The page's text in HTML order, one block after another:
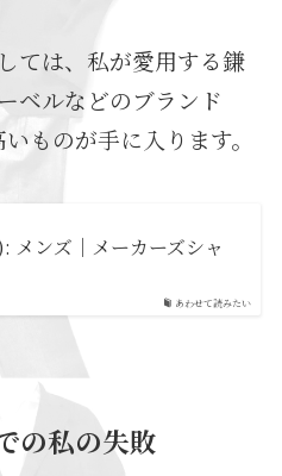
ては、私が愛用する鎌
ベルなどのブランド
ものが手に入ります。
あわせて読みたい
ンズ｜メーカーズシャ
の私の失敗